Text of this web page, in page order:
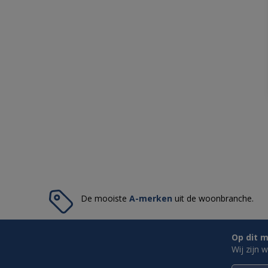
De mooiste A-merken uit de woonbranche.
Op dit
Wij zijn